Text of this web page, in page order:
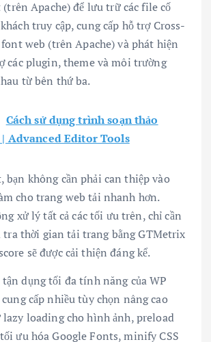
Apache) để lưu trữ các file cố
truy cập, cung cấp hỗ trợ Cross-
web (trên Apache) và phát hiện
các plugin, theme và môi trường
từ bên thứ ba.
Cách sử dụng trình soạn thảo
Advanced Editor Tools
bạn không cần phải can thiệp vào
cho trang web tải nhanh hơn.
xử lý tất cả các tối ưu trên, chỉ cần
tra thời gian tải trang bằng GTMetrix
sẽ được cải thiện đáng kể.
dụng tối đa tính năng của WP
cấp nhiều tùy chọn nâng cao
lazy loading cho hình ảnh, preload
ưu hóa Google Fonts, minify CSS